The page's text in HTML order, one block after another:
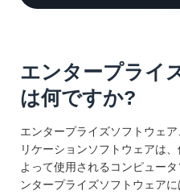
エンタープライ
は何ですか?
エンタープライズソフトウェ
リケーションソフトウェアは
よって使用されるコンピュー
ンタープライズソフトウェア